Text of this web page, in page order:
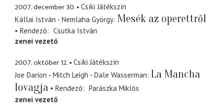
2007. december 30.
Csíki Játékszín
Kállai István - Nemlaha György Mesék az operettről
Rendező
Csutka István
zenei vezető
2007. október 12.
Csíki Játékszín
Joe Darion - Mitch Leigh - Dale Wasserman La Mancha
lovagja
Rendező
Parászka Miklós
zenei vezető